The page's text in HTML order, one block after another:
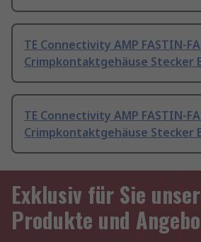
TE Connectivity AMP FASTIN-
Crimpkontaktgehäuse Stecker
TE Connectivity AMP FASTIN-
Crimpkontaktgehäuse Stecker
Exklusiv für Sie
Produkte und